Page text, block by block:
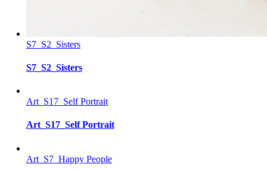
S7_S2_Sisters
S7_S2_Sisters
Art_S17_Self Portrait
Art_S17_Self Portrait
Art_S7_Happy People